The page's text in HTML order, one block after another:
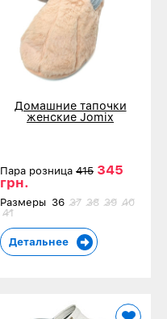
Домашние тапочки
женские Jomix
Пара розница415 345
грн.
Размеры 36 37 38 39 40
41
Детальнее